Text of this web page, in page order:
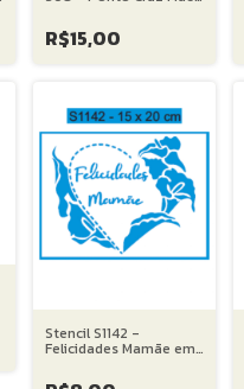
R$15,00
Stencil S1142 -
Felicidades Mamãe em
leite - 15X20 cm